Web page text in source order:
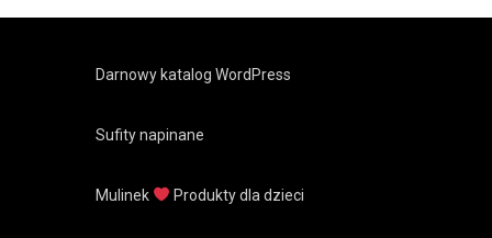
Darnowy katalog WordPress
Sufity napinane
Mulinek Produkty dla dzieci